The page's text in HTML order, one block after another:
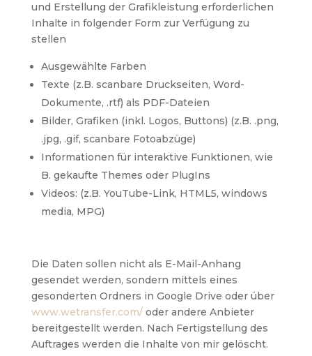
und Erstellung der Grafikleistung erforderlichen
Inhalte in folgender Form zur Verfügung zu
stellen
Ausgewählte Farben
Texte (z.B. scanbare Druckseiten, Word-
Dokumente, .rtf) als PDF-Dateien
Bilder, Grafiken (inkl. Logos, Buttons) (z.B. .png,
.jpg, .gif, scanbare Fotoabzüge)
Informationen für interaktive Funktionen, wie
B. gekaufte Themes oder PlugIns
Videos: (z.B. YouTube-Link, HTML5, windows
media, MPG)
Die Daten sollen nicht als E-Mail-Anhang
gesendet werden, sondern mittels eines
gesonderten Ordners in Google Drive oder über
www.wetransfer.com/ oder andere Anbieter
bereitgestellt werden. Nach Fertigstellung des
Auftrages werden die Inhalte von mir gelöscht.